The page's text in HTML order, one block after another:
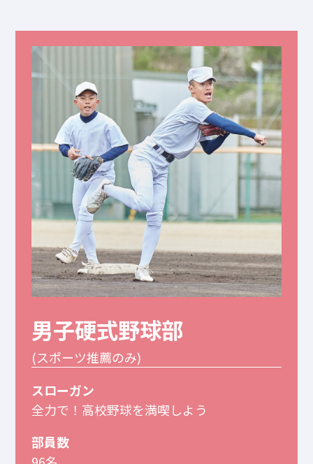
男子硬式野球部
(スポーツ推薦のみ)
スローガン
全力で！高校野球を満喫しよう
部員数